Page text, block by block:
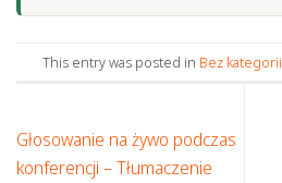
This entry was posted in Bez kategorii
Głosowanie na żywo podczas
konferencji – Tłumaczenie